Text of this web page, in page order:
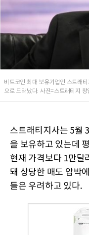
비트코인 최대 보유기업인 스트래
으로 드러났다. 사진=스트래티지
스트래티지사는 5월
을 보유하고 있는데
현재 가격보다 1만달
돼 상당한 매도 압박
들은 우려하고 있다.